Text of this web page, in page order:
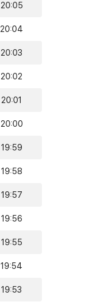
20:05
20:04
20:03
20:02
20:01
20:00
19:59
19:58
19:57
19:56
19:55
19:54
19:53